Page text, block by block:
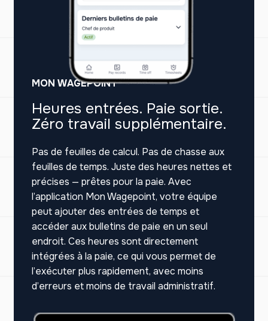
MON WAGEPOINT
Heures entrées. Paie sortie.
Zéro travail supplémentaire.
Pas de feuilles de calcul. Pas de chasse aux
feuilles de temps. Juste des heures nettes et
précises — prêtes pour la paie. Avec
l’application Mon Wagepoint, votre équipe
peut ajouter des entrées de temps et
accéder aux bulletins de paie en un seul
endroit. Ces heures sont directement
intégrées à la paie, ce qui vous permet de
l’exécuter plus rapidement, avec moins
d’erreurs et moins de travail administratif.